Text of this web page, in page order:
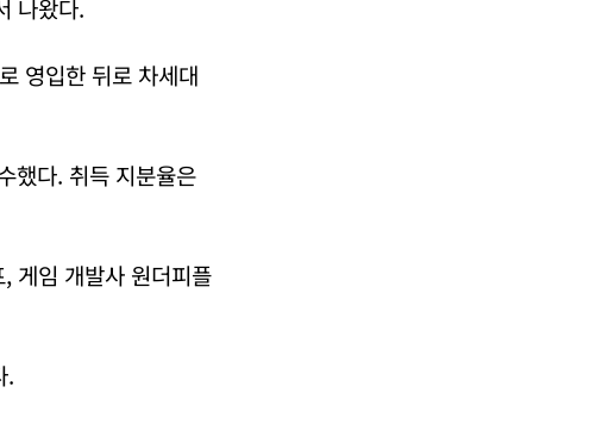
나왔다.
영입한 뒤로 차세대
했다. 취득 지분율은
게임 개발사 원더피플
.